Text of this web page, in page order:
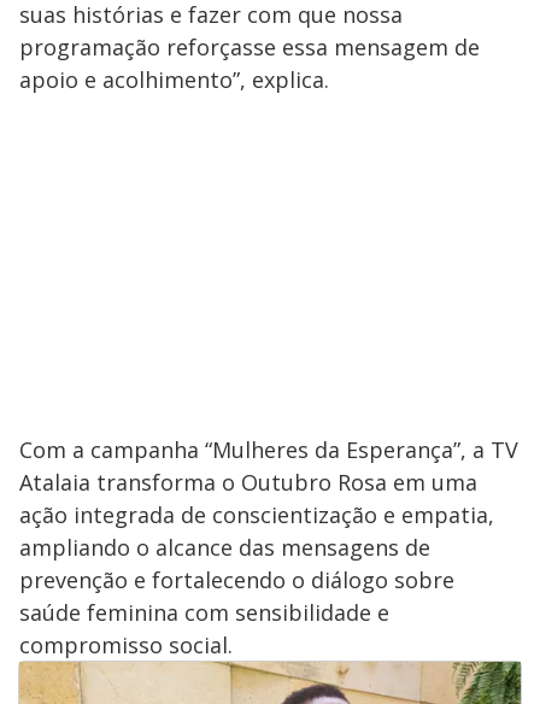
suas histórias e fazer com que nossa
programação reforçasse essa mensagem de
apoio e acolhimento”, explica.
Com a campanha “Mulheres da Esperança”, a TV
Atalaia transforma o Outubro Rosa em uma
ação integrada de conscientização e empatia,
ampliando o alcance das mensagens de
prevenção e fortalecendo o diálogo sobre
saúde feminina com sensibilidade e
compromisso social.